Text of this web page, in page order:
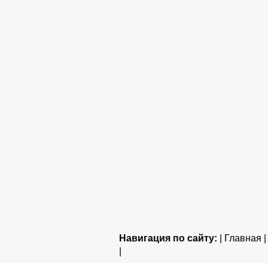
Навигация по сайту: | Главная |
|